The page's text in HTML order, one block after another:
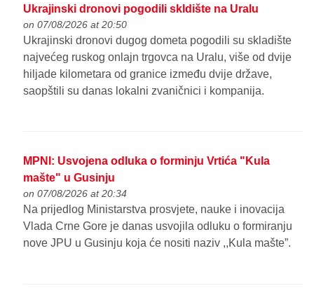
Ukrajinski dronovi pogodili skldište na Uralu
on 07/08/2026 at 20:50
Ukrajinski dronovi dugog dometa pogodili su skladište
najvećeg ruskog onlajn trgovca na Uralu, više od dvije
hiljade kilometara od granice između dvije države,
saopštili su danas lokalni zvaničnici i kompanija.
MPNI: Usvojena odluka o forminju Vrtića "Kula
mašte" u Gusinju
on 07/08/2026 at 20:34
Na prijedlog Ministarstva prosvjete, nauke i inovacija
Vlada Crne Gore je danas usvojila odluku o formiranju
nove JPU u Gusinju koja će nositi naziv ,,Kula mašte”.